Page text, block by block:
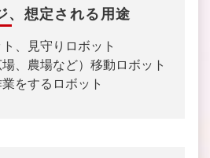
、想定される用途
、見守りロボット
場、農場など）移動ロボット
をするロボット